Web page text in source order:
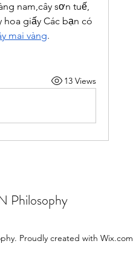
nam,cây sơn tuế,
hoa giấy Các bạn có
mai vàng.
13 Views
Philosophy
Proudly created with Wix.com